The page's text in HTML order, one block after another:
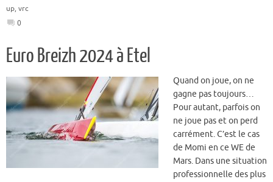
up, vrc
0
Euro Breizh 2024 à Etel
Quand on joue, on ne
gagne pas toujours…
Pour autant, parfois on
ne joue pas et on perd
carrément. C’est le cas
de Momi en ce WE de
Mars. Dans une situation
professionnelle des plus